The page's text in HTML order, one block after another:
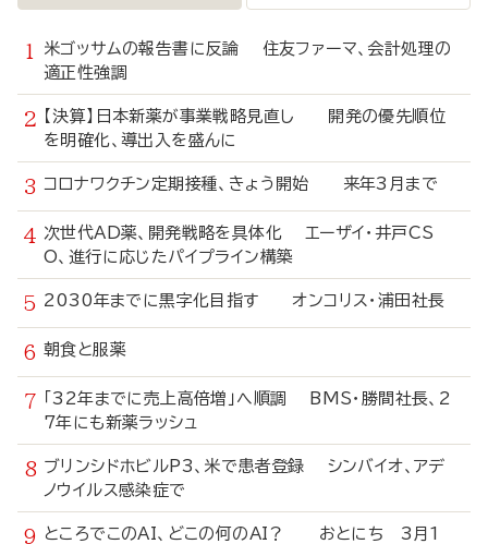
米ゴッサムの報告書に反論 住友ファーマ、会計処理の
適正性強調
【決算】日本新薬が事業戦略見直し 開発の優先順位
を明確化、導出入を盛んに
コロナワクチン定期接種、きょう開始 来年3月まで
次世代AD薬、開発戦略を具体化 エーザイ・井戸CS
O、進行に応じたパイプライン構築
2030年までに黒字化目指す オンコリス・浦田社長
朝食と服薬
「32年までに売上高倍増」へ順調 BMS・勝間社長、2
7年にも新薬ラッシュ
ブリンシドホビルP3、米で患者登録 シンバイオ、アデ
ノウイルス感染症で
ところでこのAI、どこの何のAI？ おとにち 3月1